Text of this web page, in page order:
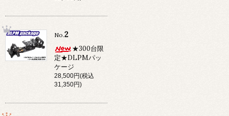
No.2
★300台限
定★DLPMパッ
ケージ
28,500円(税込
31,350円)